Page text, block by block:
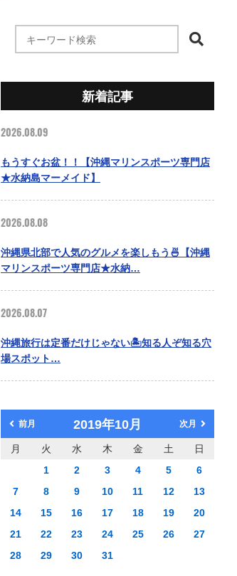
新着記事
2026.08.09
もうすぐお盆！！【沖縄マリンスポーツ専門店
★水納島マーメイド】
2026.08.08
沖縄県北部で人気のグルメを楽しもう🍜【沖縄
マリンスポーツ専門店★水納…
2026.08.07
沖縄旅行は定番だけじゃない🏝️知る人ぞ知る穴
場スポット…
前月 2019年10月 次月
月 火 水 木 金 土
日
1
2 3 4 5
6
7
8 9 10 11 12
13
14
15 16 17 18 19
20
21
22 23 24 25 26
27
28
29 30 31